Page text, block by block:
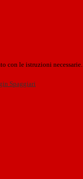
con le istruzioni necessarie.
Spaggiari